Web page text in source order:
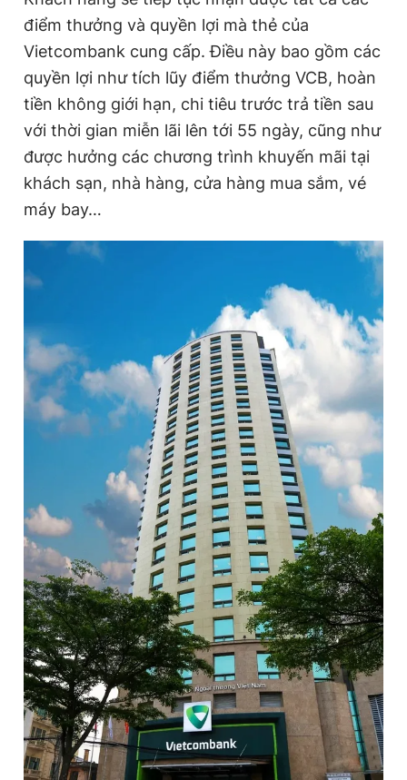
điểm thưởng và quyền lợi mà thẻ của
Vietcombank cung cấp. Điều này bao gồm các
quyền lợi như tích lũy điểm thưởng VCB, hoàn
tiền không giới hạn, chi tiêu trước trả tiền sau
với thời gian miễn lãi lên tới 55 ngày, cũng như
được hưởng các chương trình khuyến mãi tại
khách sạn, nhà hàng, cửa hàng mua sắm, vé
máy bay…